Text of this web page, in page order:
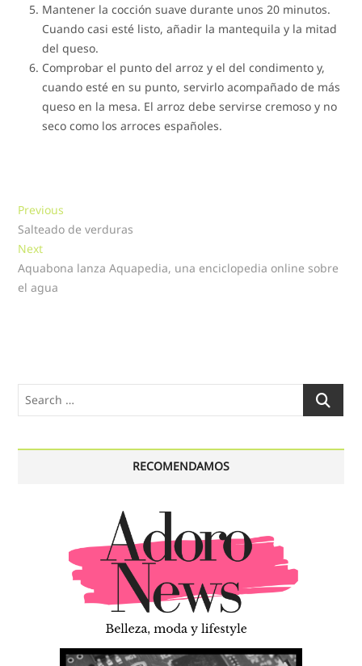
Mantener la cocción suave durante unos 20 minutos.
Cuando casi esté listo, añadir la mantequila y la mitad
del queso.
Comprobar el punto del arroz y el del condimento y,
cuando esté en su punto, servirlo acompañado de más
queso en la mesa. El arroz debe servirse cremoso y no
seco como los arroces españoles.
Navegación
de
entradas
Previous
post:
Salteado de verduras
NextNext
post:
Aquabona lanza Aquapedia, una enciclopedia online sobre
el agua
Search
RECOMENDAMOS